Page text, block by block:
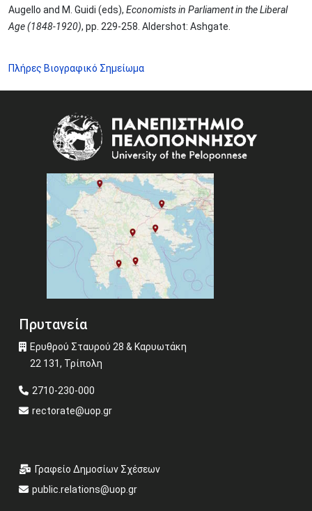
Augello and M. Guidi (eds), Economists in Parliament in the Liberal
Age (1848-1920), pp. 229-258. Aldershot: Ashgate.
Πλήρες Βιογραφικό Σημείωμα
Πρυτανεία
Ερυθρού Σταυρού 28 & Καρυωτάκη
22 131, Τρίπολη
2710-230-000
rectorate@uop.gr
Γραφείο Δημοσίων Σχέσεων
public.relations@uop.gr